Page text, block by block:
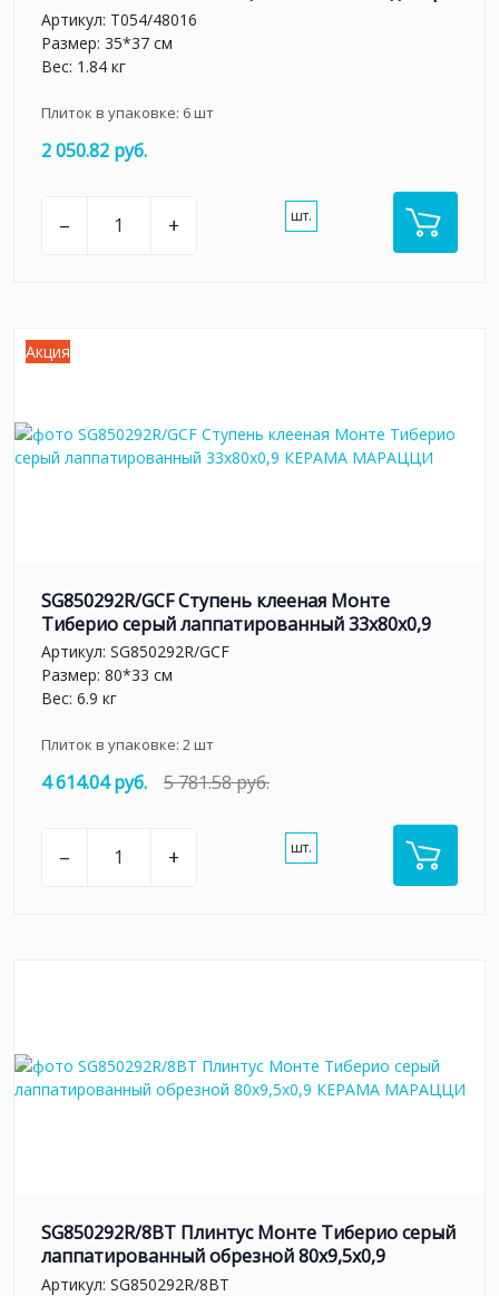
Артикул: T054/48016
Размер: 35*37 см
Вес: 1.84 кг
Плиток в упаковке: 6шт
2 050.82 руб.
– + шт.
Акция
SG850292R/GCF Ступень клееная Монте
Тиберио серый лаппатированный 33x80x0,9
Артикул: SG850292R/GCF
Размер: 80*33 см
Вес: 6.9 кг
Плиток в упаковке: 2шт
4 614.04 руб. 5 781.58 руб.
– + шт.
SG850292R/8BT Плинтус Монте Тиберио серый
лаппатированный обрезной 80x9,5x0,9
Артикул: SG850292R/8BT